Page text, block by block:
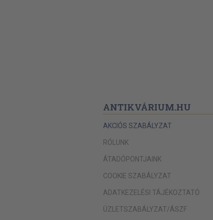
ANTIKVÁRIUM.HU
AKCIÓS SZABÁLYZAT
RÓLUNK
ÁTADÓPONTJAINK
COOKIE SZABÁLYZAT
ADATKEZELÉSI TÁJÉKOZTATÓ
ÜZLETSZABÁLYZAT/ÁSZF